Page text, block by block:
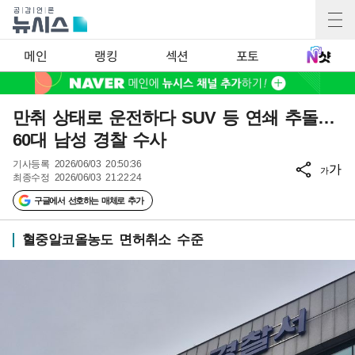
메인 랭킹 섹션 포토
만취 상태로 운전하다 SUV 등 연쇄 추돌…
60대 남성 경찰 수사
기사등록 2026/06/03 20:50:36
최종수정 2026/06/03 21:22:24
구글에서 선호하는 매체로 추가
가가
혈중알코올농도 면허취소 수준